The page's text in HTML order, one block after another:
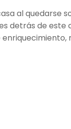
al quedarse
detrás de